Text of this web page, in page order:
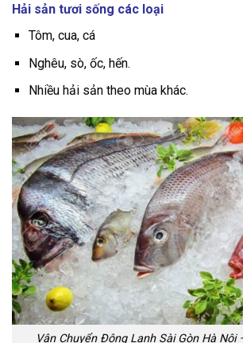
Hải sản tươi sống các loại
Tôm, cua, cá
Nghêu, sò, ốc, hến.
Nhiều hải sản theo mùa khác.
Vận Chuyển Đông Lạnh Sài Gòn Hà Nội